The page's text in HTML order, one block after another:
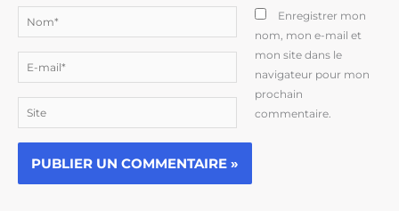
mail*
Enregistrer mon
nom, mon e-mail et
mon site dans le
navigateur pour mon
prochain
commentaire.